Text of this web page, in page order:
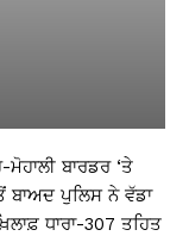
ਬਾਰਡਰ ‘ਤੇ
ਬਾਅਦ ਪੁਲਿਸ ਨੇ ਵੱਡਾ
ਧਾਰਾ-307 ਤਹਿਤ